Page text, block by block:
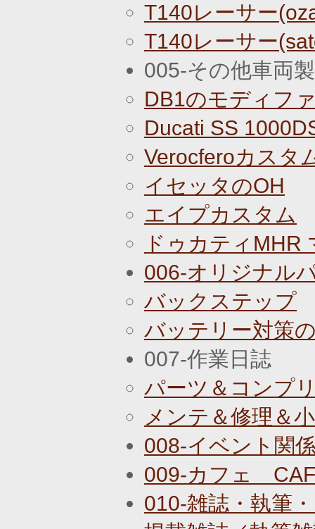
T140レーサー
T140レーサー
005-その他車両
DB1のモディフ
Ducati SS
Verocferoカスタ
イセッタのOH
エイプカスタム
ドゥカティMHR
006-オリジナル
バックステップ
バッテリー対策
007-作業日誌
パーツ＆コンプ
メンテ＆修理＆
008-イベント関
009-カフェ
010-雑誌・執筆